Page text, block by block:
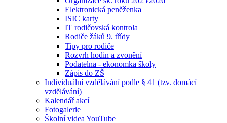
Elektronická peněženka
ISIC karty
IT rodičovská kontrola
Rodiče žáků 9. třídy
Tipy pro rodiče
Rozvrh hodin a zvonění
Podatelna - ekonomka školy
Zápis do ZŠ
Individuální vzdělávání podle § 41 (tzv. domácí
vzdělávání)
Kalendář akcí
Fotogalerie
Školní videa YouTube